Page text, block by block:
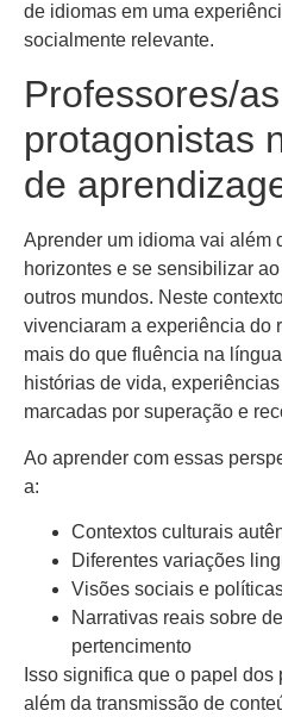
de idiomas em uma
socialmente relevante.
Professores/
protagonistas
de
Aprender um idioma vai além
horizontes e se sensibilizar
outros mundos. Neste
vivenciaram a experiência do
mais do que fluência na
histórias de vida,
marcadas por superação e
Ao aprender com essas
a:
Contextos culturais
Diferentes variações
Visões sociais e
Narrativas reais sobre
pertencimento
Isso significa que o papel
além da transmissão de